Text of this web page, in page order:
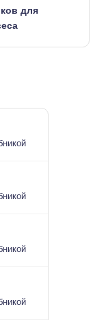
для